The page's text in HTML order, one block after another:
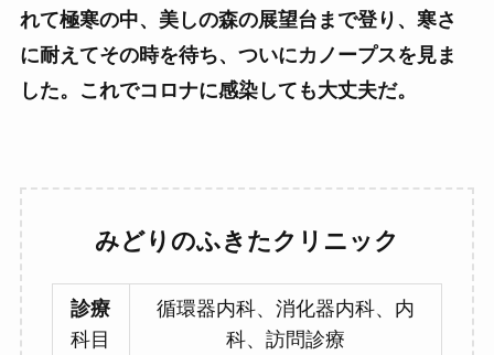
れて極寒の中、美しの森の展望台まで登り、寒さ
に耐えてその時を待ち、ついにカノープスを見ま
した。これでコロナに感染しても大丈夫だ。
みどりのふきたクリニック
診療
科目
循環器内科、消化器内科、内
科、訪問診療